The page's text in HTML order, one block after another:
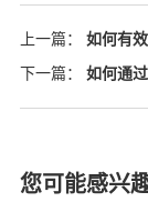
上一篇：
如何有
下一篇：
如何通
您可能感兴